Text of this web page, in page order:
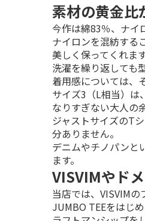
素材の黄金比
今作は綿83％、ナイ
ナイロンを混紡する
美しく保ってくれます
洗濯を繰り返しても
着用感については、
サイズ3（L相当）は
なりすぎない大人の
ジャストサイズのT
分ありません。
デニムやチノパンと
ます。
VISVIMやド
当店では、VISVIMの
JUMBO TEEをはじ